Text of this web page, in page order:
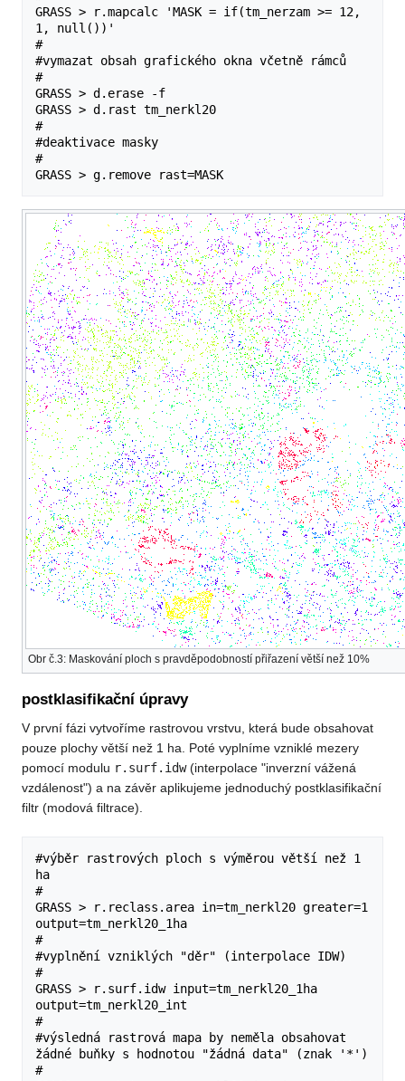
GRASS > r.mapcalc 'MASK = if(tm_nerzam >= 12,
1, null())'
#
#vymazat obsah grafického okna včetně rámců
#
GRASS > d.erase -f
GRASS > d.rast tm_nerkl20
#
#deaktivace masky
#
Obr č.3: Maskování ploch s pravděpodobností přiřazení větší než 10%
postklasifikační úpravy
V první fázi vytvoříme rastrovou vrstvu, která bude obsahovat
pouze plochy větší než 1 ha. Poté vyplníme vzniklé mezery
pomocí modulu r.surf.idw(interpolace "inverzní vážená
vzdálenost") a na závěr aplikujeme jednoduchý postklasifikační
filtr (modová filtrace).
#výběr rastrových ploch s výměrou větší než 1
ha
#
GRASS > r.reclass.area in=tm_nerkl20 greater=1
output=tm_nerkl20_1ha
#
#vyplnění vzniklých "děr" (interpolace IDW)
#
GRASS > r.surf.idw input=tm_nerkl20_1ha
output=tm_nerkl20_int
#
#výsledná rastrová mapa by neměla obsahovat
žádné buňky s hodnotou "žádná data" (znak '*')
#